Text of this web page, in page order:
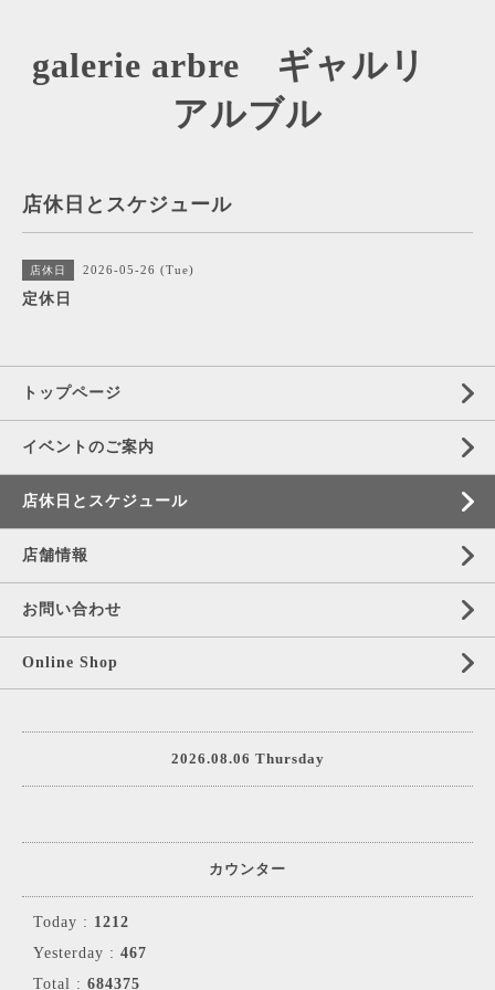
galerie arbre ギャルリ
アルブル
店休日とスケジュール
店休日 2026-05-26 (Tue)
定休日
トップページ
イベントのご案内
店休日とスケジュール
店舗情報
お問い合わせ
Online Shop
2026.08.06 Thursday
カウンター
Today : 1212
Yesterday : 467
Total : 684375